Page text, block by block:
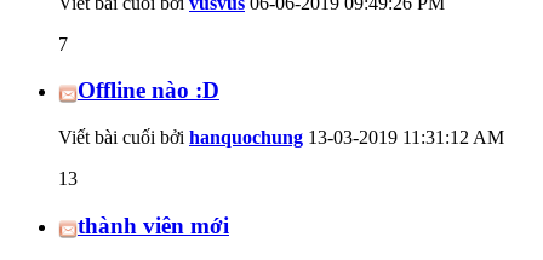
7
Offline nào :D
Viết bài cuối bởi hanquochung 13-03-2019 11:31:12 AM
13
thành viên mới